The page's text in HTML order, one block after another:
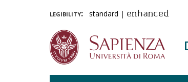
legibility: standard | enhanced